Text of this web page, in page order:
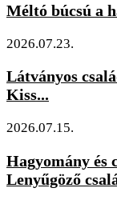
Méltó búcsú a
2026.07.23.
Látványos
Kiss...
2026.07.15.
Hagyomány és
Lenyűgöző